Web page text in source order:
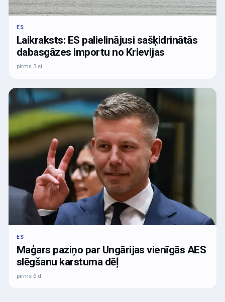
ES
Laikraksts: ES palielinājusi sašķidrinātās
dabasgāzes importu no Krievijas
pirms 3 st
ES
Maģars paziņo par Ungārijas vienīgās AES
slēgšanu karstuma dēļ
pirms 6 d